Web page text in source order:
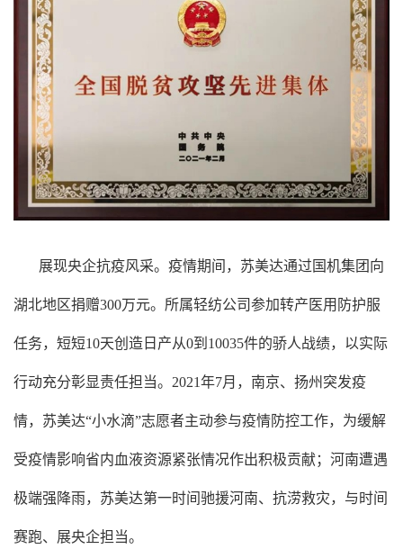
展现央企抗疫风采。疫情期间，苏美达通过国机集团向
湖北地区捐赠300万元。所属轻纺公司参加转产医用防护服
任务，短短10天创造日产从0到10035件的骄人战绩，以实际
行动充分彰显责任担当。2021年7月，南京、扬州突发疫
情，苏美达“小水滴”志愿者主动参与疫情防控工作，为缓解
受疫情影响省内血液资源紧张情况作出积极贡献；河南遭遇
极端强降雨，苏美达第一时间驰援河南、抗涝救灾，与时间
赛跑、展央企担当。